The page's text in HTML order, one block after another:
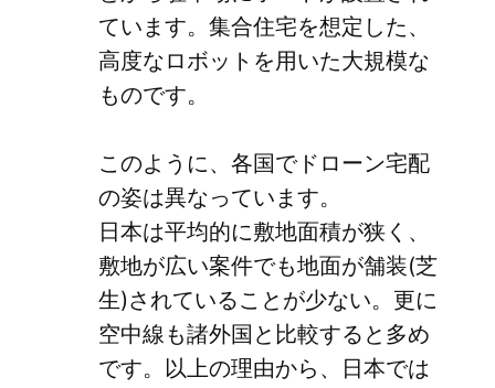
ています。集合住宅を想定した、
高度なロボットを用いた大規模な
ものです。
このように、各国でドローン宅配
の姿は異なっています。
日本は平均的に敷地面積が狭く、
敷地が広い案件でも地面が舗装(芝
生)されていることが少ない。更に
空中線も諸外国と比較すると多め
です。以上の理由から、日本では